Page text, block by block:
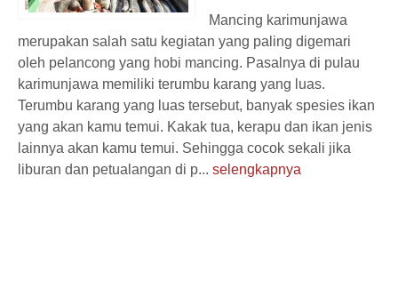
Mancing karimunjawa
merupakan salah satu kegiatan yang paling digemari
oleh pelancong yang hobi mancing. Pasalnya di pulau
karimunjawa memiliki terumbu karang yang luas.
Terumbu karang yang luas tersebut, banyak spesies ikan
yang akan kamu temui. Kakak tua, kerapu dan ikan jenis
lainnya akan kamu temui. Sehingga cocok sekali jika
liburan dan petualangan di p... selengkapnya